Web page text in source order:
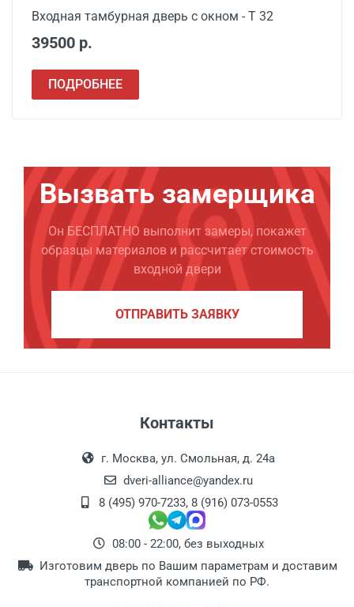
Входная тамбурная дверь с окном - Т 32
39500 р.
ПОДРОБНЕЕ
Вызвать замерщика
Он БЕСПЛАТНО выполнит замеры, покажет
образцы материалов и рассчитает стоимость
входной двери
ОТПРАВИТЬ ЗАЯВКУ
Контакты
г. Москва, ул. Смольная, д. 24а
dveri-alliance@yandex.ru
8 (495) 970-7233, 8 (916) 073-0553
08:00 - 22:00, без выходных
Изготовим дверь по Вашим параметрам и доставим
транспортной компанией по РФ.